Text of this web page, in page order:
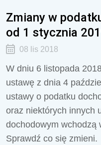
Zmiany w
od 1 stycznia
08 lis 2018
W dniu 6 listopada
ustawę z dnia 4
ustawy o podatku
oraz niektórych in­nych
dochodowym wchodzą
Sprawdź co się zmieni.